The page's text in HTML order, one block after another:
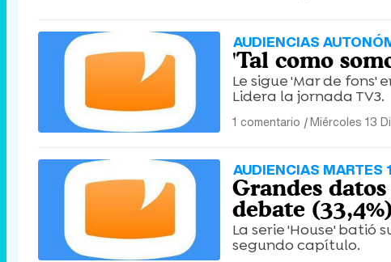
AUDIENCIAS
'Tal como
Le sigue 'Mar de fons'
Lidera la jornada TV3.
1 comentario |Miércoles 13
AUDIENCIAS MARTES
Grandes
debate
La serie 'House' batió
segundo capítulo.